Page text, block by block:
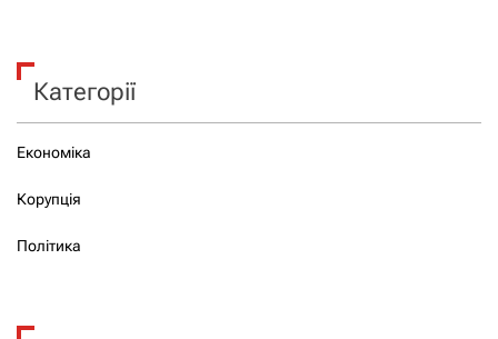
Категорії
Економіка
Корупція
Політика